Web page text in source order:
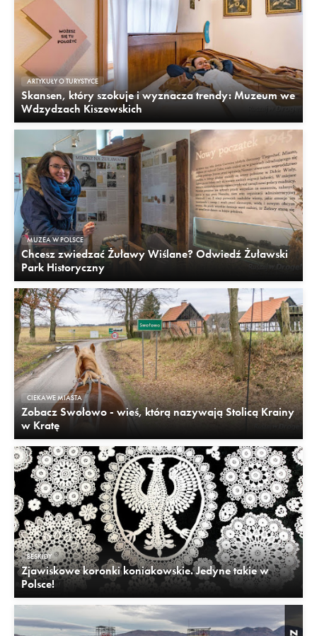
ARTYKUŁY O TURYSTYCE
Skansen, który szokuje i wyznacza trendy: Muzeum we
Wdzydzach Kiszewskich
MUZEA W POLSCE
Chcesz zwiedzać Żuławy Wiślane? Odwiedź Żuławski
Park Historyczny
CIEKAWE MIASTA
Zobacz Swołowo - wieś, którą nazywają Stolicą Krainy
w Kratę
BESKIDY
Zjawiskowe koronki koniakowskie. Jedyne takie w
Polsce!